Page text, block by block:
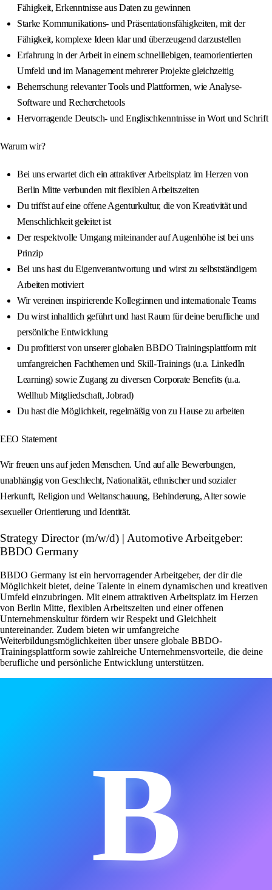
Fähigkeit, Erkenntnisse aus Daten zu gewinnen
Starke Kommunikations- und Präsentationsfähigkeiten, mit der
Fähigkeit, komplexe Ideen klar und überzeugend darzustellen
Erfahrung in der Arbeit in einem schnelllebigen, teamorientierten
Umfeld und im Management mehrerer Projekte gleichzeitig
Beherrschung relevanter Tools und Plattformen, wie Analyse-
Software und Recherchetools
Hervorragende Deutsch- und Englischkenntnisse in Wort und Schrift
Warum wir?
Bei uns erwartet dich ein attraktiver Arbeitsplatz im Herzen von
Berlin Mitte verbunden mit flexiblen Arbeitszeiten
Du triffst auf eine offene Agenturkultur, die von Kreativität und
Menschlichkeit geleitet ist
Der respektvolle Umgang miteinander auf Augenhöhe ist bei uns
Prinzip
Bei uns hast du Eigenverantwortung und wirst zu selbstständigem
Arbeiten motiviert
Wir vereinen inspirierende Kolleg:innen und internationale Teams
Du wirst inhaltlich geführt und hast Raum für deine berufliche und
persönliche Entwicklung
Du profitierst von unserer globalen BBDO Trainingsplattform mit
umfangreichen Fachthemen und Skill-Trainings (u.a. LinkedIn
Learning) sowie Zugang zu diversen Corporate Benefits (u.a.
Wellhub Mitgliedschaft, Jobrad)
Du hast die Möglichkeit, regelmäßig von zu Hause zu arbeiten
EEO Statement
Wir freuen uns auf jeden Menschen. Und auf alle Bewerbungen,
unabhängig von Geschlecht, Nationalität, ethnischer und sozialer
Herkunft, Religion und Weltanschauung, Behinderung, Alter sowie
sexueller Orientierung und Identität.
Strategy Director (m/w/d) | Automotive Arbeitgeber:
BBDO Germany
BBDO Germany ist ein hervorragender Arbeitgeber, der dir die
Möglichkeit bietet, deine Talente in einem dynamischen und kreativen
Umfeld einzubringen. Mit einem attraktiven Arbeitsplatz im Herzen
von Berlin Mitte, flexiblen Arbeitszeiten und einer offenen
Unternehmenskultur fördern wir Respekt und Gleichheit
untereinander. Zudem bieten wir umfangreiche
Weiterbildungsmöglichkeiten über unsere globale BBDO-
Trainingsplattform sowie zahlreiche Unternehmensvorteile, die deine
berufliche und persönliche Entwicklung unterstützen.
B